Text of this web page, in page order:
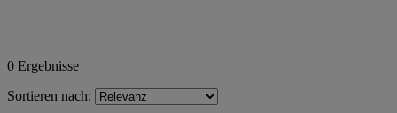
0 Ergebnisse
Sortieren nach: